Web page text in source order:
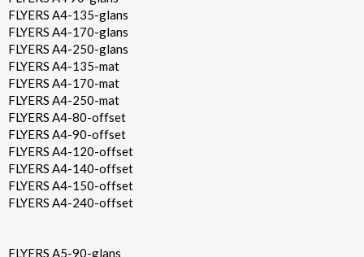
FLYERS A4-135-glans
FLYERS A4-170-glans
FLYERS A4-250-glans
FLYERS A4-135-mat
FLYERS A4-170-mat
FLYERS A4-250-mat
FLYERS A4-80-offset
FLYERS A4-90-offset
FLYERS A4-120-offset
FLYERS A4-140-offset
FLYERS A4-150-offset
FLYERS A4-240-offset
FLYERS A5-90-glans